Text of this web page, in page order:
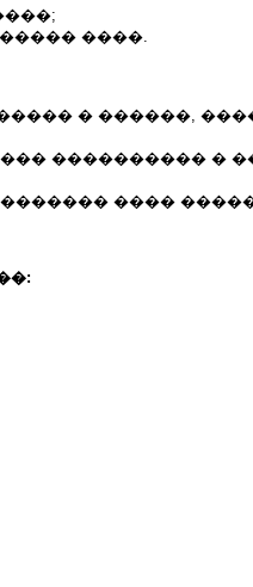
����.
� ������,
���������� �
����